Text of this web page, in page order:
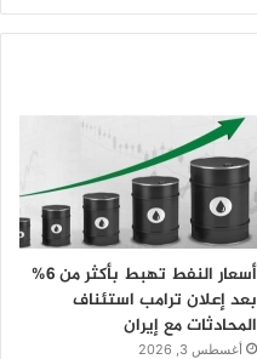
أسعار النفط تهبط بأكثر من 6%
بعد إعلان ترامب استئناف
المحادثات مع إيران
أغسطس 3, 2026